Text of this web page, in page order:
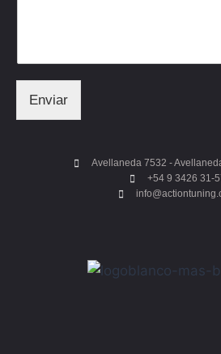
Enviar
Avellaneda 7532 -
+54 9 3426 31-